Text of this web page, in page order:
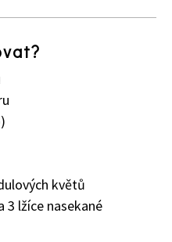
květů
lžíce nasekané